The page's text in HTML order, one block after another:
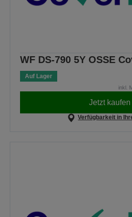
WF DS-790 5Y OSSE
Auf Lager
inkl.
Jetzt kaufen
Verfügbarkeit in